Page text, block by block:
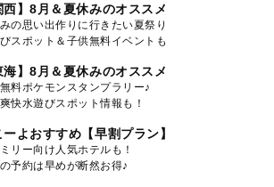
西】8月＆夏休みのオススメ
の思い出作りに行きたい夏祭り
スポット＆子供無料イベントも
海】8月＆夏休みのオススメ
料ポケモンスタンプラリー♪
快水遊びスポット情報も！
ーよおすすめ【早割プラン】
リー向け人気ホテルも！
予約は早めが断然お得♪